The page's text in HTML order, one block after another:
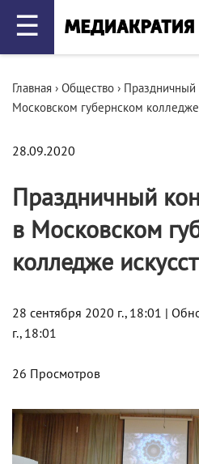
☰
Главная › Общество › Праздничный
Московском губернском колледже
28.09.2020
Праздничный
в Московском
колледже
28 сентября 2020 г., 18:01 |
г., 18:01
26 Просмотров